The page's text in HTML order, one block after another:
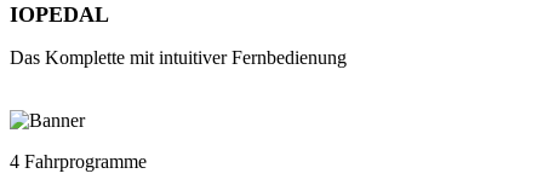
IOPEDAL
Das Komplette mit intuitiver Fernbedienung
4 Fahrprogramme